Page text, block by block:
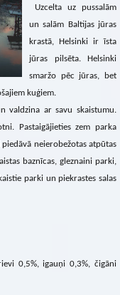
Uzcelta uz pussalām
un salām Baltijas jūras
krastā, Helsinki ir īsta
jūras pilsēta. Helsinki
smaržo pēc jūras, bet
kuģiem.
valdzina ar savu skaistumu.
Pastaigājieties zem parka
neierobežotas atpūtas
baznīcas, gleznaini parki,
parki un piekrastes salas
0,5%, igauņi 0,3%, čigāni